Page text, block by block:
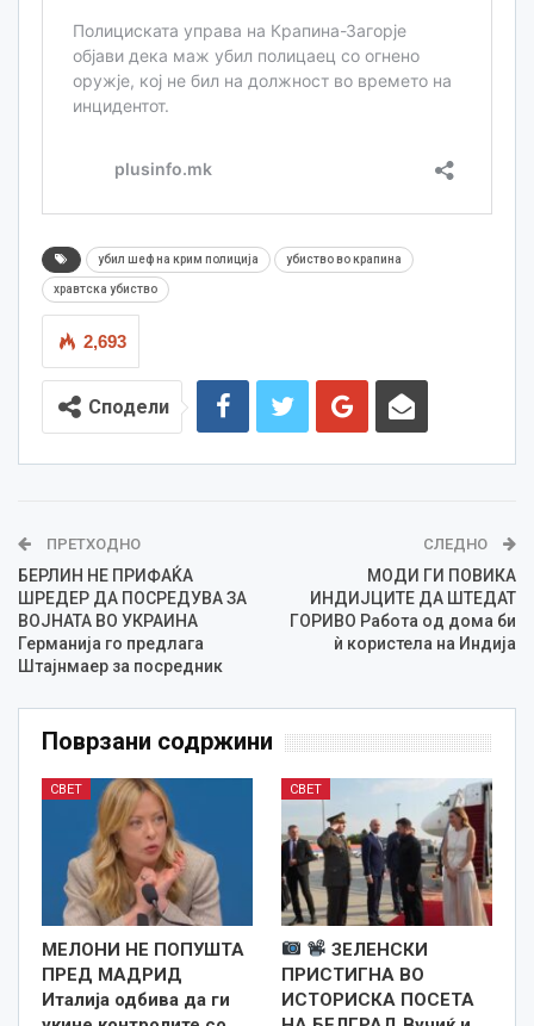
убил шеф на крим полиција убиство во крапина
хравтска убиство
2,693
Сподели
ПРЕТХОДНО
БЕРЛИН НЕ ПРИФАЌА
ШРЕДЕР ДА ПОСРЕДУВА ЗА
ВОЈНАТА ВО УКРАИНА
Германија го предлага
Штајнмаер за посредник
СЛЕДНО
МОДИ ГИ ПОВИКА
ИНДИЈЦИТЕ ДА ШТЕДАТ
ГОРИВО Работа од дома би
ѝ користела на Индија
Поврзани содржини
СВЕТ
МЕЛОНИ НЕ ПОПУШТА
ПРЕД МАДРИД
Италија одбива да ги
СВЕТ
ЗЕЛЕНСКИ
ПРИСТИГНА ВО
ИСТОРИСКА ПОСЕТА